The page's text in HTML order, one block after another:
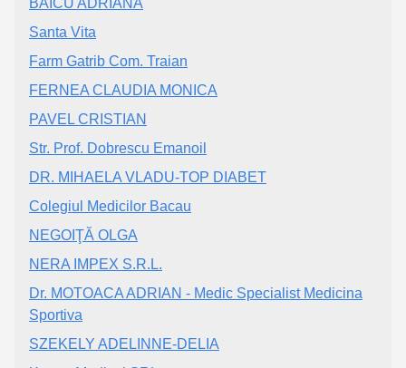
BAICU ADRIANA
Santa Vita
Farm Gatrib Com. Traian
FERNEA CLAUDIA MONICA
PAVEL CRISTIAN
Str. Prof. Dobrescu Emanoil
DR. MIHAELA VLADU-TOP DIABET
Colegiul Medicilor Bacau
NEGOIŢĂ OLGA
NERA IMPEX S.R.L.
Dr. MOTOACA ADRIAN - Medic Specialist Medicina
Sportiva
SZEKELY ADELINNE-DELIA